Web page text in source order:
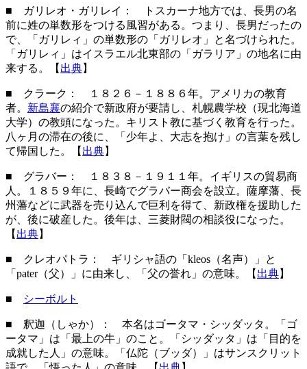
■ ガリレオ・ガリレイ： トスカーナ地方では、長男の名
前に姓の単数形をつける風習がある。つまり、長男だったの
で、「ガリレィ」の単数形の「ガリレオ」と名づけられた。
「ガリレィ」はイスラエル北東部の「ガラリア」の地名に由
来する。【 出典】
■ クラーク ： １８２６－１８８６年。アメリカの教育
者。 新島襄の紹介で新政府が要請し、札幌農学校（現北海道
大学）の教頭になった。キリスト教に基づく教育を行った。
八ヶ月の滞在の後に、「少年よ、大志を抱け」の言葉を残し
て帰国した。【 出典】
■ グラバー ： １８３８－１９１１年。イギリスの貿易商
人。１８５９年に、長崎でグラバー商会を設立。薩摩藩、長
州藩などに武器を売り込んで巨利を得て、新政権を援助した
が、後に破産した。後年は、三菱財閥の相談役になった。
【 出典】
■ クレオパトラ： ギリシャ語の「kleos（名声）」と
「pater（父）」に由来し、「父の誉れ」の意味。【 出典】
■ シーボルト
■ 釈迦（しゃか）： 本名はゴータマ・シッダッタ。「ゴ
ータマ」は「最上の牛」のこと。「シッダッタ」は「目的を
成就した人」の意味。「仏陀（ブッダ）」はサンスクリット